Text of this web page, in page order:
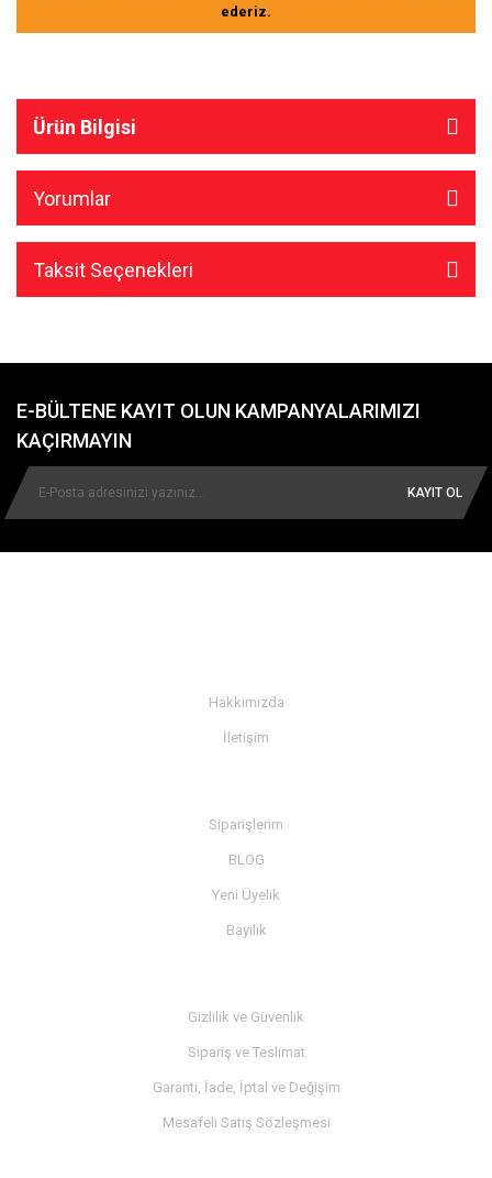
ederiz.
Ürün Bilgisi
Yorumlar
Taksit Seçenekleri
E-BÜLTENE KAYIT OLUN KAMPANYALARIMIZI
KAÇIRMAYIN
KAYIT OL
Hakkımızda
İletişim
Siparişlerim
BLOG
Yeni Üyelik
Bayilik
Gizlilik ve Güvenlik
Sipariş ve Teslimat
Garanti, İade, İptal ve Değişim
Mesafeli Satış Sözleşmesi